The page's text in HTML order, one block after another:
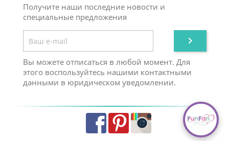
Получите наши последние новости и
специальные предложения

Вы можете отписаться в любой момент. Для
этого воспользуйтесь нашими контактными
данными в юридическом уведомлении.
FacebookPinterestInstagram